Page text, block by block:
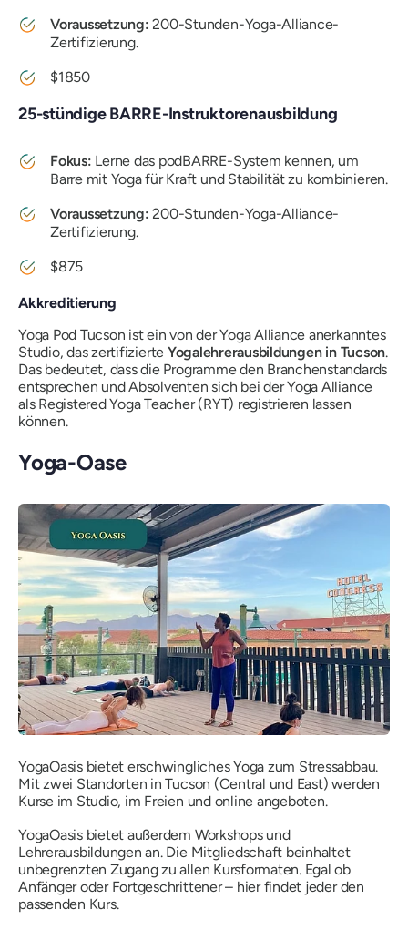
Voraussetzung: 200-Stunden-Yoga-Alliance-
Zertifizierung.
$1850
25-stündige BARRE-Instruktorenausbildung
Fokus: Lerne das podBARRE-System kennen, um
Barre mit Yoga für Kraft und Stabilität zu kombinieren.
Voraussetzung: 200-Stunden-Yoga-Alliance-
Zertifizierung.
$875
Akkreditierung
Yoga Pod Tucson ist ein von der Yoga Alliance anerkanntes
Studio, daszertifizierte Yogalehrerausbildungen in Tucson.
Das bedeutet, dass die Programme den Branchenstandards
entsprechen und Absolventen sich bei der Yoga Alliance
als Registered Yoga Teacher (RYT) registrieren lassen
können.
Yoga-Oase
YogaOasis bietet erschwingliches Yoga zum Stressabbau.
Mit zwei Standorten in Tucson (Central und East) werden
Kurse im Studio, im Freien und online angeboten.
YogaOasis bietet außerdem Workshops und
Lehrerausbildungen an. Die Mitgliedschaft beinhaltet
unbegrenzten Zugang zu allen Kursformaten. Egal ob
Anfänger oder Fortgeschrittener – hier findet jeder den
passenden Kurs.